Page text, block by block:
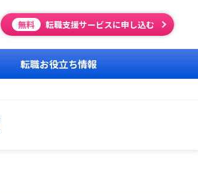
無料 転職支援サービスに申し込む
転職お役立ち情報